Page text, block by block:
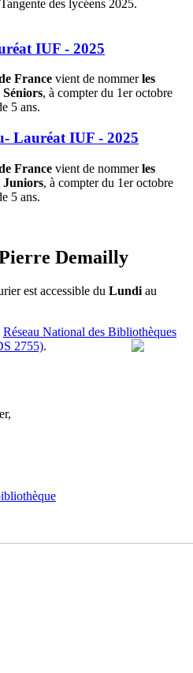
des lycéens 2025.
IUF - 2025
France vient de nommerles
, à compter du 1er octobre
5 ans.
Lauréat IUF - 2025
France vient de nommerles
Juniors, à compter du 1er octobre
5 ans.
Demailly
est accessible du Lundi au
Réseau National des Bibliothèques
2755).